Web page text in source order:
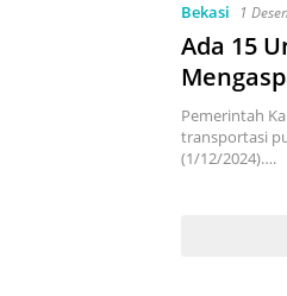
Bekasi 1
Ada 15
Rute
Pemerintah
transportasi
(1/12/2024)….